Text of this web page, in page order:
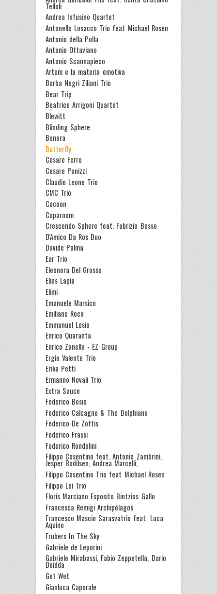
Telloli
Andrea Infusino Quartet
Antonello Losacco Trio feat Michael Rosen
Antonio della Polla
Antonio Ottaviano
Antonio Scannapieco
Artem e la materia emotiva
Barba Negri Ziliani Trio
Bear Trip
Beatrice Arrigoni Quartet
Blewitt
Blinding Sphere
Bonora
Butterfly
Cesare Ferro
Cesare Panizzi
Claudio Leone Trio
CMC Trio
Cocoon
Coparoom
Crescendo Sphere feat. Fabrizio Bosso
D'Amico Da Ros Duo
Davide Palma
Ear Trio
Eleonora Del Grosso
Elias Lapia
Elimi
Emanuele Marsico
Emiliano Roca
Emmanuel Losio
Enrico Quaranta
Enrico Zanella - EZ Group
Ergio Valente Trio
Erika Petti
Ermanno Novali Trio
Extra Sauce
Federico Bosio
Federico Calcagno & The Dolphians
Federico De Zottis
Federico Frassi
Federico Rondolini
Filippo Cosentino feat. Antonio Zambrini,
Jesper Bodilsen, Andrea Marcelli,
Filippo Cosentino Trio feat Michael Rosen
Filippo Loi Trio
Floris Marciano Esposito Bintzios Gallo
Francesca Remigi Archipélagos
Francesco Mascio Sarasvatrio feat. Luca
Aquino
Frubers In The Sky
Gabriele de Leporini
Gabriele Mirabassi, Fabio Zeppetella, Dario
Deidda
Get Wet
Gianluca Caporale